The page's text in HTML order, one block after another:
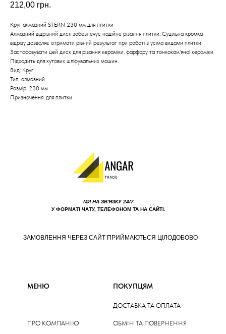
212,00 грн.
Круг алмазний STERN 230 мм для плитки
Алмазний відрізний диск забезпечує надійне різання плитки. Суцільна кромка
відрізу дозволяє отримати рівний результат при роботі з усіма видами плитки.
Застосовувати цей диск для різання кераміки, фарфору та тонкокам'яної кераміки.
Підходить для кутових шліфувальних машин.
Вид: Круг
Тип: алмазний
Розмір: 230 мм
Призначення: для плитки
ПРО КОМПАНІЮ
ДОСТАВКА ТА ОПЛАТА
ОБМІН ТА ПОВЕРНЕННЯ
ПОКУПЦЯМ
МИ НА ЗВ'ЯЗКУ 24/7
У ФОРМАТІ ЧАТУ, ТЕЛЕФОНОМ ТА НА САЙТІ.
МЕНЮ
ЗАМОВЛЕННЯ ЧЕРЕЗ САЙТ ПРИЙМАЮТЬСЯ ЦІЛОДОБОВО